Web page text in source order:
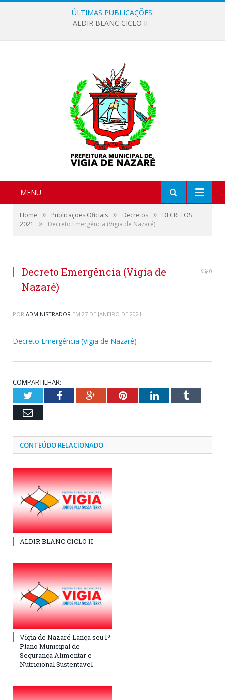
ÚLTIMAS PUBLICAÇÕES:
ALDIR BLANC CICLO II
MENU
Home » Publicações Oficiais » Decretos »
DECRETOS
2021
» Decreto Emergência (Vigia de Nazaré)
Decreto Emergência (Vigia de
Nazaré)
0
POR ADMINISTRADOR EM 27 DE JANEIRO DE 2021
Decreto Emergência (Vigia de Nazaré)
COMPARTILHAR:
TwitterFacebookGoogle+PinterestLinkedInTumblr
Email
CONTEÚDO RELACIONADO
ALDIR BLANC CICLO II
Vigia de Nazaré Lança seu 1º
Plano Municipal de
Segurança Alimentar e
Nutricional Sustentável